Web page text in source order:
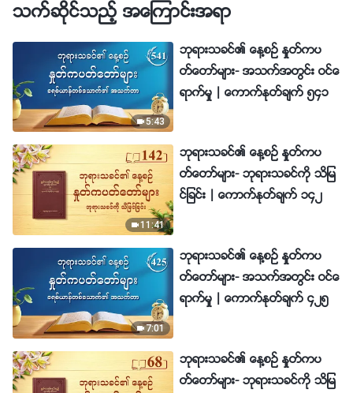
သက္ဆိုင္သည့္ အေၾကာင္းအရာ
5:43
ဘုရားသခင္၏ ေန႔စဥ္ ႏႈတ္ကပ
တ္ေတာ္မ်ား- အသက္အတြင္း ဝင္ေ
ရာက္မႈ | ေကာက္ႏုတ္ခ်က္ ၅၄၁
11:41
ဘုရားသခင္၏ ေန႔စဥ္ ႏႈတ္ကပ
တ္ေတာ္မ်ား- ဘုရားသခင္ကို သိျမ
င္ျခင္း | ေကာက္ႏုတ္ခ်က္ ၁၄၂
7:01
ဘုရားသခင္၏ ေန႔စဥ္ ႏႈတ္ကပ
တ္ေတာ္မ်ား- အသက္အတြင္း ဝင္ေ
ရာက္မႈ | ေကာက္ႏုတ္ခ်က္ ၄၂၅
ဘုရားသခင္၏ ေန႔စဥ္ ႏႈတ္ကပ
တ္ေတာ္မ်ား- ဘုရားသခင္ကို သိျမ